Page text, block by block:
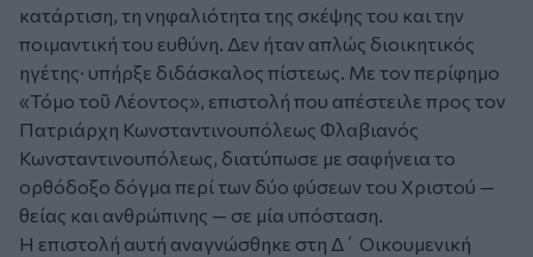
κατάρτιση, τη νηφαλιότητα της σκέψης του και την
ποιμαντική του ευθύνη. Δεν ήταν απλώς διοικητικός
ηγέτης· υπήρξε διδάσκαλος πίστεως. Με τον περίφημο
«Τόμο τοῦ Λέοντος», επιστολή που απέστειλε προς τον
Πατριάρχη Κωνσταντινουπόλεως Φλαβιανός
Κωνσταντινουπόλεως, διατύπωσε με σαφήνεια το
ορθόδοξο δόγμα περί των δύο φύσεων του Χριστού —
θείας και ανθρώπινης — σε μία υπόσταση.
Η επιστολή αυτή αναγνώσθηκε στη Δ΄ Οικουμενική